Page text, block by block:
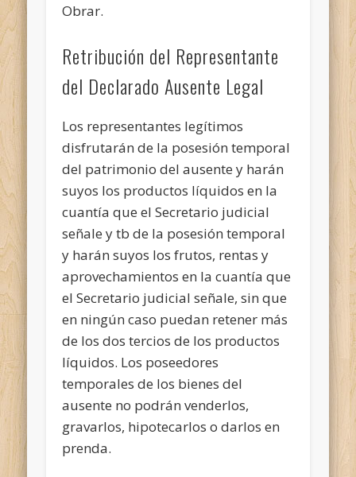
Obrar.
Retribución del Representante
del Declarado Ausente Legal
Los representantes legítimos
disfrutarán de la posesión temporal
del patrimonio del ausente y harán
suyos los productos líquidos en la
cuantía que el Secretario judicial
señale y tb de la posesión temporal
y harán suyos los frutos, rentas y
aprovechamientos en la cuantía que
el Secretario judicial señale, sin que
en ningún caso puedan retener más
de los dos tercios de los productos
líquidos. Los poseedores
temporales de los bienes del
ausente no podrán venderlos,
gravarlos, hipotecarlos o darlos en
prenda.